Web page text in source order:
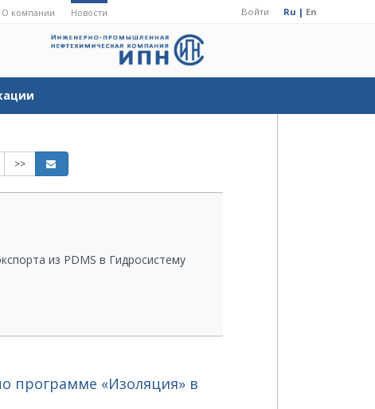
О компании Новости Войти Ru | En
>>
из PDMS в Гидросистему
программе «Изоляция» в